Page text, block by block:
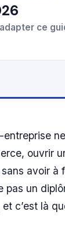
ce
ouvrir
avoir à
pas un
c’est là